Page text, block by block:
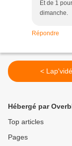
Et de 1
dimanche.
Répondre
<
Hébergé par
Top articles
Pages